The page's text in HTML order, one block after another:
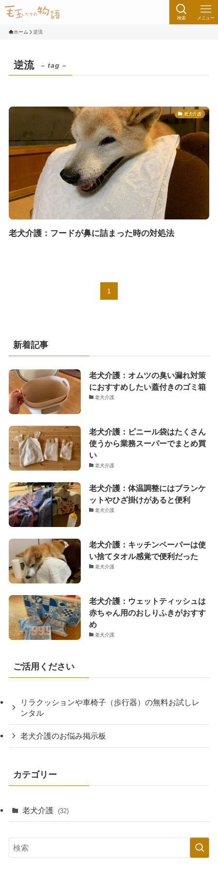
検索 メニュー
ホーム 逆流
逆流 – tag –
老犬介護
老犬介護：フードが鼻に詰まった時の対処法
1
新着記事
老犬介護：オムツの臭い漏れ対策
におすすめしたい蓋付きのゴミ箱
老犬介護
使うから業務スーパーでまとめ買
老犬介護
老犬介護：体温調整にはブランケ
ットやひざ掛けがあると便利
赤ちゃん用のおしりふきがおすす
め